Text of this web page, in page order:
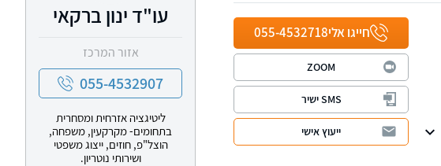
חייגו אלי055-4532718
ZOOM
SMS ישיר
ייעוץ אישי
עו"ד ינון ברקאי
אזור המרכז
055-4532907
ליטיגציה אזרחית ומסחרית
בתחומים- מקרקעין, משפחה,
הוצל"פ, חוזים, ייצוג משפטי
ושירותי נוטריון.